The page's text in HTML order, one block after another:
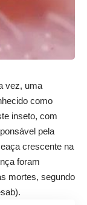
vez, uma
como
inseto, com
pela
crescente na
foram
mortes, segundo